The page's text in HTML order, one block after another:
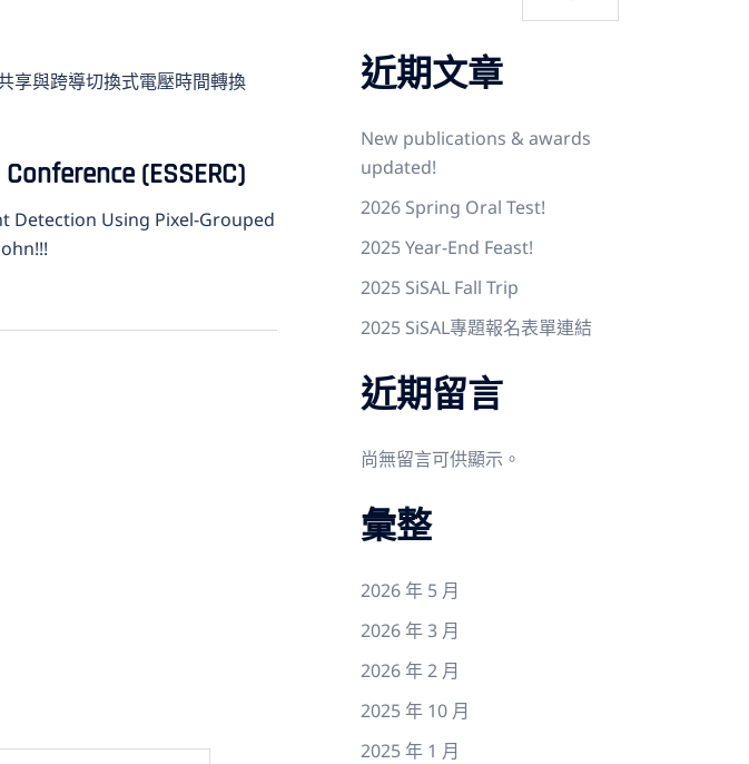
享與跨導切換式電壓時間轉換
(ESSERC)
Detection Using Pixel-Grouped
近期文章
New publications & awards
updated!
2026 Spring Oral Test!
2025 Year-End Feast!
2025 SiSAL Fall Trip
2025 SiSAL專題報名表單連結
近期留言
尚無留言可供顯示。
彙整
2026 年 5 月
2026 年 3 月
2026 年 2 月
2025 年 10 月
2025 年 1 月